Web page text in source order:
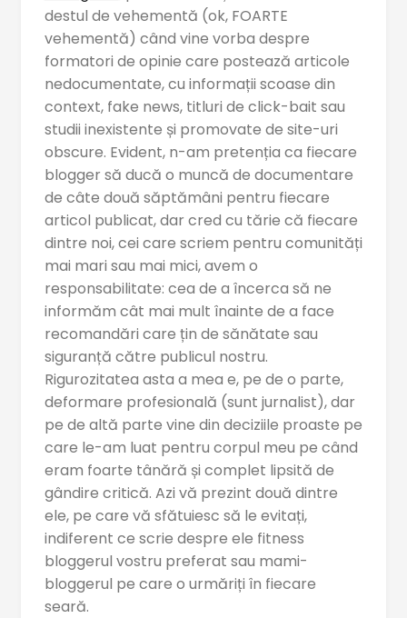
destul de vehementă (ok, FOARTE
vehementă) când vine vorba despre
formatori de opinie care postează articole
nedocumentate, cu informații scoase din
context, fake news, titluri de click-bait sau
studii inexistente și promovate de site-uri
obscure. Evident, n-am pretenția ca fiecare
blogger să ducă o muncă de documentare
de câte două săptămâni pentru fiecare
articol publicat, dar cred cu tărie că fiecare
dintre noi, cei care scriem pentru comunități
mai mari sau mai mici, avem o
responsabilitate: cea de a încerca să ne
informăm cât mai mult înainte de a face
recomandări care țin de sănătate sau
siguranță către publicul nostru.
Rigurozitatea asta a mea e, pe de o parte,
deformare profesională (sunt jurnalist), dar
pe de altă parte vine din deciziile proaste pe
care le-am luat pentru corpul meu pe când
eram foarte tânără și complet lipsită de
gândire critică. Azi vă prezint două dintre
ele, pe care vă sfătuiesc să le evitați,
indiferent ce scrie despre ele fitness
bloggerul vostru preferat sau mami-
bloggerul pe care o urmăriți în fiecare
seară.